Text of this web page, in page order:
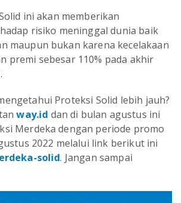
ini akan memberikan
risiko meninggal dunia baik
maupun bukan karena kecelakaan
premi sebesar 110% pada akhir
Proteksi Solid lebih jauh?
way.id dan di bulan agustus ini
Merdeka dengan periode promo
2022 melalui link berikut ini
solid. Jangan sampai